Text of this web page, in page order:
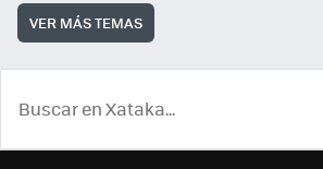
VER MÁS TEMAS